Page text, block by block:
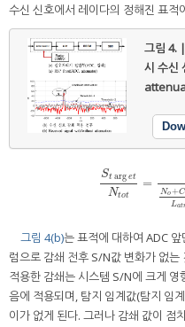
수신 신호에서 레이다의 정해진 표
그림 4.
시 수
St arg et
Ntot
=
No+C
Lat
StargetN to =St
그림 4(b)는 표적에 대하여 ADC
럼으로 감쇄 전후 S/N값 변화가 없는
적용한 감쇄는 시스템 S/N에 크게
음에 적용되며, 탐지 임계값(탐지 임
이가 없게 된다. 그러나 감쇄 값이 점